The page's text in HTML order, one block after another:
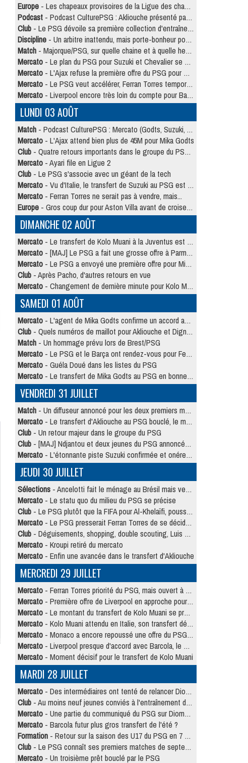
Europe - Les chapeaux provisoires de la Ligue des champions 2026/27
Podcast - Podcast CulturePSG : Akliouche présenté par un fan de Monaco
Club - Le PSG dévoile sa première collection d'entraînement pour 2026/2027
Discipline - Un arbitre inattendu, mais porte-bonheur pour Lens/PSG
Match - Majorque/PSG, sur quelle chaine et à quelle heure regarder le match ?
Mercato - Le plan du PSG pour Suzuki et Chevalier se précise
Mercato - L'Ajax refuse la première offre du PSG pour Godts
Mercato - Le PSG veut accélérer, Ferran Torres temporise
Mercato - Liverpool encore très loin du compte pour Barcola
LUNDI 03 AOÛT
Match - Podcast CulturePSG : Mercato (Godts, Suzuki, Akliouche, Barcola, etc)
Mercato - L'Ajax attend bien plus de 45M pour Mika Godts
Club - Quatre retours importants dans le groupe du PSG, et un plus discret
Mercato - Ayari file en Ligue 2
Club - Le PSG s'associe avec un géant de la tech
Mercato - Vu d'Italie, le transfert de Suzuki au PSG est bien engagé
Mercato - Ferran Torres ne serait pas à vendre, mais...
Europe - Gros coup dur pour Aston Villa avant de croiser le PSG
DIMANCHE 02 AOÛT
Mercato - Le transfert de Kolo Muani à la Juventus est officiel
Mercato - [MAJ] Le PSG a fait une grosse offre à Parme pour Suzuki
Mercato - Le PSG a envoyé une première offre pour Mika Godts
Club - Après Pacho, d'autres retours en vue
Mercato - Changement de dernière minute pour Kolo Muani
SAMEDI 01 AOÛT
Mercato - L'agent de Mika Godts confirme un accord avec le PSG
Club - Quels numéros de maillot pour Akliouche et Digne au PSG ?
Match - Un hommage prévu lors de Brest/PSG
Mercato - Le PSG et le Barça ont rendez-vous pour Ferran Torres
Mercato - Guéla Doué dans les listes du PSG
Mercato - Le transfert de Mika Godts au PSG en bonne voie
VENDREDI 31 JUILLET
Match - Un diffuseur annoncé pour les deux premiers matchs amicaux du PSG
Mercato - Le transfert d'Akliouche au PSG bouclé, le montant se précise
Club - Un retour majeur dans le groupe du PSG
Club - [MAJ] Ndjantou et deux jeunes du PSG annoncés dans un tournoi U21
Mercato - L'étonnante piste Suzuki confirmée et onéreuse
JEUDI 30 JUILLET
Sélections - Ancelotti fait le ménage au Brésil mais veut garder Marquinhos
Mercato - Le statu quo du milieu du PSG se précise
Club - Le PSG plutôt que la FIFA pour Al-Khelaïfi, poussé par l'UEFA ?
Mercato - Le PSG presserait Ferran Torres de se décider, deux pistes de secours
Club - Déguisements, shopping, double scouting, Luis Campos dévoile ses méthodes
Mercato - Kroupi retiré du mercato
Mercato - Enfin une avancée dans le transfert d'Akliouche
MERCREDI 29 JUILLET
Mercato - Ferran Torres priorité du PSG, mais ouvert à tout
Mercato - Première offre de Liverpool en approche pour Barcola
Mercato - Le montant du transfert de Kolo Muani se précise, la formule aussi
Mercato - Kolo Muani attendu en Italie, son transfert débloqué
Mercato - Monaco a encore repoussé une offre du PSG pour Akliouche
Mercato - Liverpool presque d'accord avec Barcola, le PSG pas du tout
Mercato - Moment décisif pour le transfert de Kolo Muani
MARDI 28 JUILLET
Mercato - Des intermédiaires ont tenté de relancer Diomande au PSG
Club - Au moins neuf jeunes conviés à l'entraînement des pros
Mercato - Une partie du communiqué du PSG sur Diomande expliquée
Mercato - Barcola futur plus gros transfert de l'été ?
Formation - Retour sur la saison des U17 du PSG en 7 chiffres clés
Club - Le PSG connaît ses premiers matches de septembre
Mercato - Un troisième prêt bouclé par le PSG